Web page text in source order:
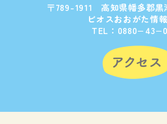
〒789-1911 高知県幡多郡黒
ビオスおおがた情
TEL：